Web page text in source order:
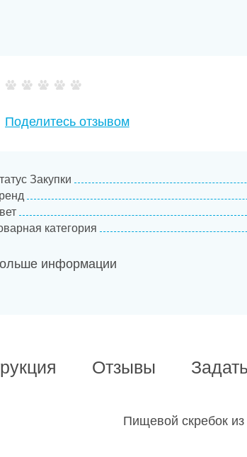
Поделитесь отзывом
Закупки
категория
информации
Отзывы
Пищевой скребок из